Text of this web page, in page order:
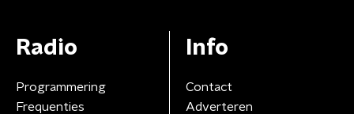
Radio
Programmering
Frequenties
Info
Contact
Adverteren